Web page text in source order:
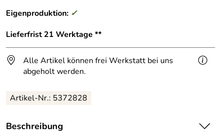
Eigenproduktion: ✓
Lieferfrist 21 Werktage **
Alle Artikel können frei Werkstatt bei uns
abgeholt werden.
Artikel-Nr.: 5372828
Beschreibung